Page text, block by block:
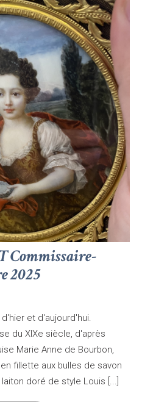
Commissaire-
2025
et d'aujourd'hui.
du XIXe siècle, d'après
Marie Anne de Bourbon,
fillette aux bulles de savon
doré de style Louis [...]